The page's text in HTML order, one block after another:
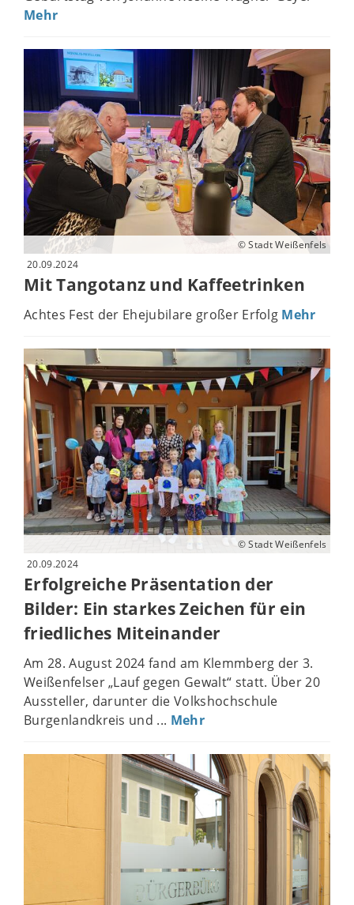
Mehr
© Stadt Weißenfels
20.09.2024
Mit Tangotanz und Kaffeetrinken
Achtes Fest der Ehejubilare großer Erfolg Mehr
© Stadt Weißenfels
20.09.2024
Erfolgreiche Präsentation der
Bilder: Ein starkes Zeichen für ein
friedliches Miteinander
Am 28. August 2024 fand am Klemmberg der 3.
Weißenfelser „Lauf gegen Gewalt“ statt. Über 20
Aussteller, darunter die Volkshochschule
Burgenlandkreis und ... Mehr